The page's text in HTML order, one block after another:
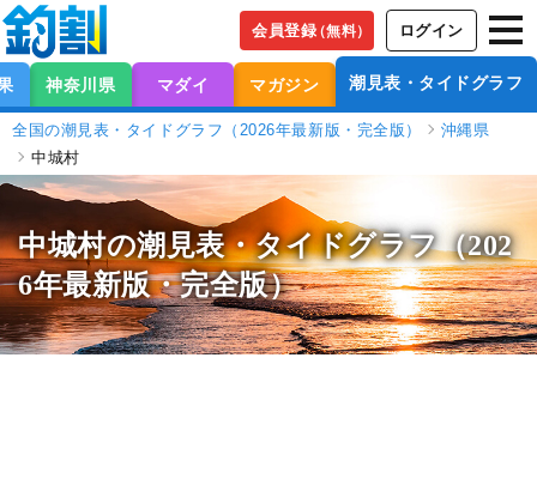
会員登録（無料） ログイン
神奈川県 マダイ マガジン 潮見表・タイドグラフ
全国の潮見表・タイドグラフ（2026年最新版・完全版）
沖縄県
中城村
中城村の潮見表・タイドグラフ（202
6年最新版・完全版）